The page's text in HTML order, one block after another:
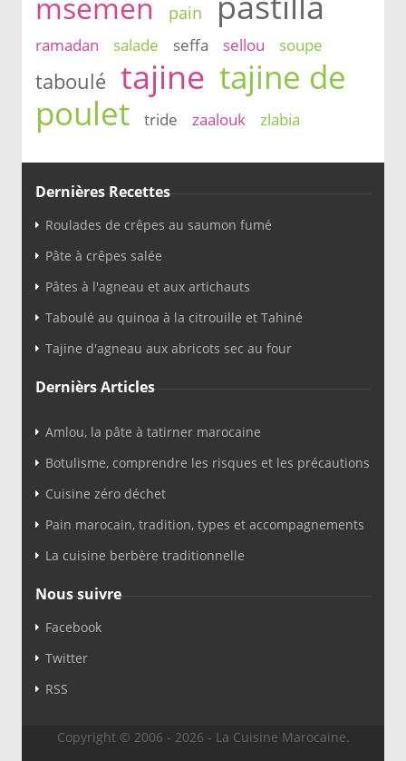
pain
ramadan salade seffa sellou soupe
taboulé tajine tajine de
poulet
tride zaalouk zlabia
Dernières Recettes
Roulades de crêpes au saumon fumé
Pâte à crêpes salée
Pâtes à l'agneau et aux artichauts
Taboulé au quinoa à la citrouille et Tahiné
Tajine d'agneau aux abricots sec au four
Dernièrs Articles
Amlou, la pâte à tatirner marocaine
Botulisme, comprendre les risques et les précautions
Cuisine zéro déchet
Pain marocain, tradition, types et accompagnements
La cuisine berbère traditionnelle
Nous suivre
Facebook
Twitter
RSS
Copyright © 2006 - 2026 - La Cuisine Marocaine.